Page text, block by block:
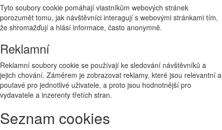
Tyto soubory cookie pomáhají vlastníkům webových stránek
porozumět tomu, jak návštěvníci interagují s webovými stránkami tím,
že shromažďují a hlásí informace, často anonymně.
Reklamní
Reklamní soubory cookie se používají ke sledování návštěvníků a
jejich chování. Záměrem je zobrazovat reklamy, které jsou relevantní a
poutavé pro jednotlivé uživatele, a proto jsou hodnotnější pro
vydavatele a inzerenty třetích stran.
Seznam cookies